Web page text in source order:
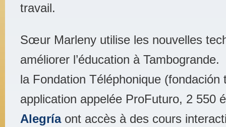
travail.
Sœur Marleny utilise les nouvelles
améliorer l’éducation à
la Fondation Téléphonique (fondación
application appelée ProFuturo, 2 550
Alegríaont accès à des cours